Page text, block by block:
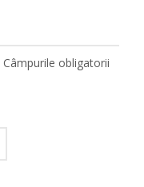
Câmpurile obligatorii